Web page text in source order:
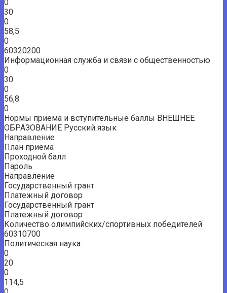
0
30
0
58,5
0
60320200
Информационная служба и связи с общественностью
0
30
0
56,8
0
Нормы приема и вступительные баллы ВНЕШНЕЕ
ОБРАЗОВАНИЕ Русский язык
Направление
План приема
Проходной балл
Пароль
Направление
Государственный грант
Платежный договор
Государственный грант
Платежный договор
Количество олимпийских/спортивных победителей
60310700
Политическая наука
0
20
0
114,5